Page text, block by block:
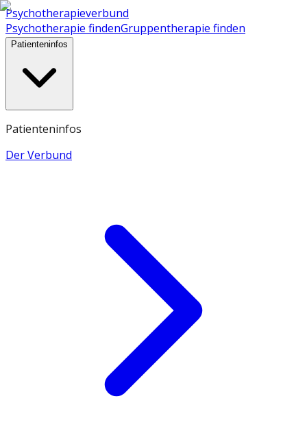
Psychotherapieverbund
Psychotherapie findenGruppentherapie finden
Patienteninfos
Patienteninfos
Der Verbund